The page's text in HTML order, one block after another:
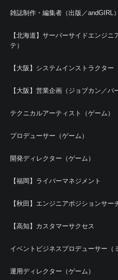
雑誌制作・編集者（出版／andGIRL）
【北海道】サーバーサイドエンジ
テ）
【大阪】システムインストラクター
【大阪】営業企画（ジョブカン／パ
テクニカルアーティスト（ゲーム）
プロデューサー（ゲーム）
開発ディレクター（ゲーム）
【福岡】ライバーマネジメント
【秋田】エンジニアポジションサー
【高知】カスタマーサクセス
イベントビジネスプロデューサー（
運用ディレクター（ゲーム）